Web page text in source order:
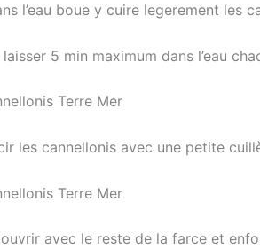
l’eau boue y cuire legerement les
laisser 5 min maximum dans l’eau
Terre Mer
les cannellonis avec une petite
Terre Mer
avec le reste de la farce et